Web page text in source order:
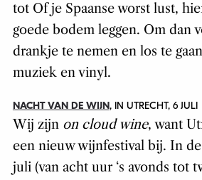
tot Of je Spaanse worst lust,
goede bodem leggen. Om dan
drankje te nemen en los te
muziek en vinyl.
NACHT VAN DE WIJN, IN UTRECHT, 6 JULI
Wij zijn on cloud wine, want
een nieuw wijnfestival bij. In
juli (van acht uur ‘s avonds tot